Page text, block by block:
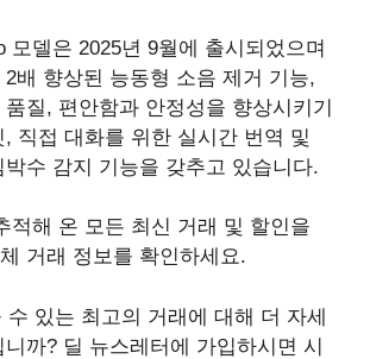
모델은 2025년 9월에 출시되었으며
배 향상된 능동형 소음 제거 기능,
질, 편안함과 안정성을 향상시키기
직접 대화를 위한 실시간 번역 및
수 감지 기능을 갖추고 있습니다.
적해 온 모든 최신 거래 및 할인을
거래 정보를 확인하세요.
수 있는 최고의 거래에 대해 더 자세
까? 딜 뉴스레터에 가입하시면 시